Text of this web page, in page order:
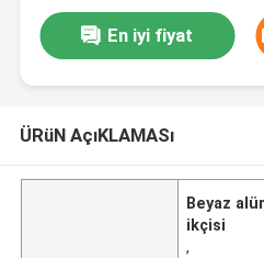
En iyi fiyat
ÜRüN AçıKLAMASı
Beyaz
ikçisi
,